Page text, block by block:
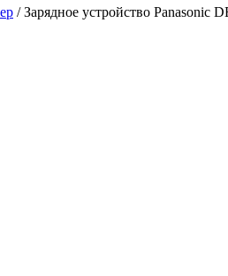
/Зарядное устройство